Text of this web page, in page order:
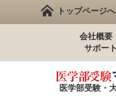
トップページへ
会社概要
サポー
医学部受験・